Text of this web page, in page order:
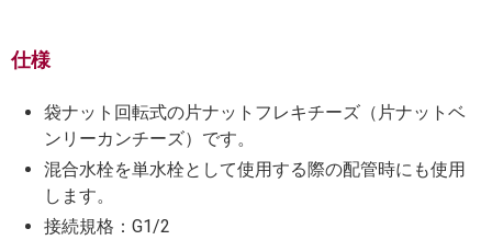
仕様
袋ナット回転式の片ナットフレキチーズ（片ナットベ
ンリーカンチーズ）です。
混合水栓を単水栓として使用する際の配管時にも使用
します。
接続規格：G1/2